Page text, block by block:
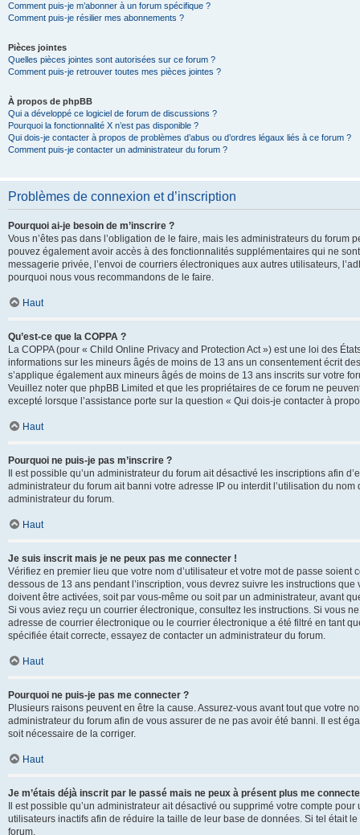
Comment puis-je m’abonner à un forum spécifique ?
Comment puis-je résilier mes abonnements ?
Pièces jointes
Quelles pièces jointes sont autorisées sur ce forum ?
Comment puis-je retrouver toutes mes pièces jointes ?
À propos de phpBB
Qui a développé ce logiciel de forum de discussions ?
Pourquoi la fonctionnalité X n’est pas disponible ?
Qui dois-je contacter à propos de problèmes d’abus ou d’ordres légaux liés à ce forum ?
Comment puis-je contacter un administrateur du forum ?
Problèmes de connexion et d’inscription
Pourquoi ai-je besoin de m’inscrire ?
Vous n’êtes pas dans l’obligation de le faire, mais les administrateurs du
pouvez également avoir accès à des fonctionnalités supplémentaires qui ne
messagerie privée, l’envoi de courriers électroniques aux autres utilisateurs,
pourquoi nous vous recommandons de le faire.
Haut
Qu’est-ce que la COPPA ?
La COPPA (pour « Child Online Privacy and Protection Act ») est une loi des
informations sur les mineurs âgés de moins de 13 ans un consentement écrit
s’applique également aux mineurs âgés de moins de 13 ans inscrits sur votre
Veuillez noter que phpBB Limited et que les propriétaires de ce forum ne
excepté lorsque l’assistance porte sur la question « Qui dois-je contacter à
Haut
Pourquoi ne puis-je pas m’inscrire ?
Il est possible qu’un administrateur du forum ait désactivé les inscriptions afin
administrateur du forum ait banni votre adresse IP ou interdit l’utilisation du
administrateur du forum.
Haut
Je suis inscrit mais je ne peux pas me connecter !
Vérifiez en premier lieu que votre nom d’utilisateur et votre mot de passe
dessous de 13 ans pendant l’inscription, vous devrez suivre les instructions
doivent être activées, soit par vous-même ou soit par un administrateur, avant
Si vous aviez reçu un courrier électronique, consultez les instructions. Si vous
adresse de courrier électronique ou le courrier électronique a été filtré en tant
spécifiée était correcte, essayez de contacter un administrateur du forum.
Haut
Pourquoi ne puis-je pas me connecter ?
Plusieurs raisons peuvent en être la cause. Assurez-vous avant tout que votre
administrateur du forum afin de vous assurer de ne pas avoir été banni. Il est
soit nécessaire de la corriger.
Haut
Je m’étais déjà inscrit par le passé mais ne peux à présent plus me
Il est possible qu’un administrateur ait désactivé ou supprimé votre compte
utilisateurs inactifs afin de réduire la taille de leur base de données. Si tel était
forum.